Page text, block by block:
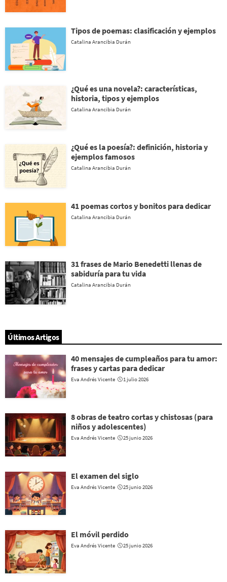
Tipos de poemas: clasificación y ejemplos
Catalina Arancibia Durán
¿Qué es una novela?: características,
historia, tipos y ejemplos
Catalina Arancibia Durán
¿Qué es la poesía?: definición, historia y
ejemplos famosos
Catalina Arancibia Durán
41 poemas cortos y bonitos para dedicar
Catalina Arancibia Durán
31 frases de Mario Benedetti llenas de
sabiduría para tu vida
Catalina Arancibia Durán
Últimos Artigos
40 mensajes de cumpleaños para tu amor:
frases y cartas para dedicar
Eva Andrés Vicente 1 julio 2026
8 obras de teatro cortas y chistosas (para
niños y adolescentes)
Eva Andrés Vicente 25 junio 2026
El examen del siglo
Eva Andrés Vicente 25 junio 2026
El móvil perdido
Eva Andrés Vicente 25 junio 2026